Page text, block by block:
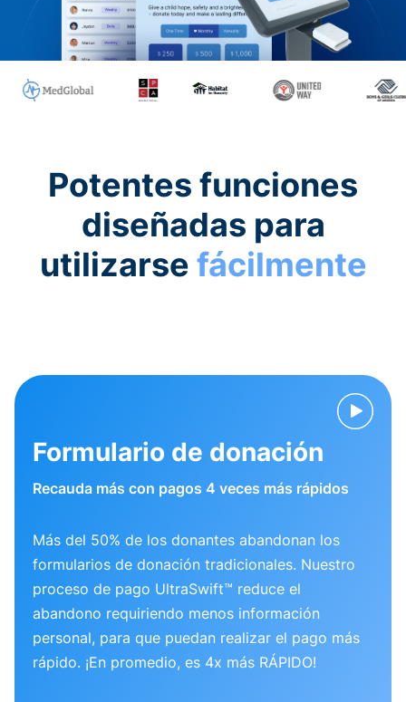
Potentes funciones
diseñadas para
utilizarse fácilmente
Formulario de donación
Recauda más con pagos 4 veces más rápidos
Más del 50% de los donantes abandonan los
formularios de donación tradicionales. Nuestro
proceso de pago UltraSwift™ reduce el
abandono requiriendo menos información
personal, para que puedan realizar el pago más
rápido. ¡En promedio, es 4x más RÁPIDO!